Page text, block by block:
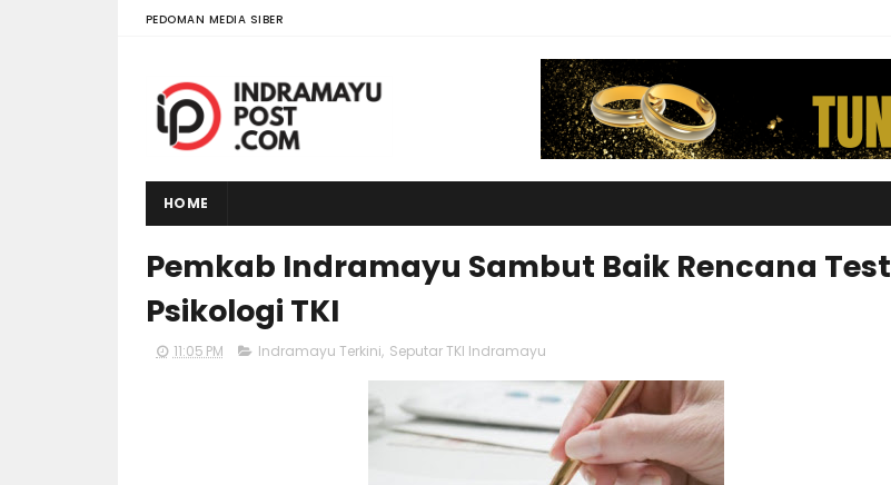
PEDOMAN MEDIA SIBER
HOME
Pemkab Indramayu Sambut Baik Rencana Test
Psikologi TKI
11:05 PM Indramayu Terkini, Seputar TKI Indramayu